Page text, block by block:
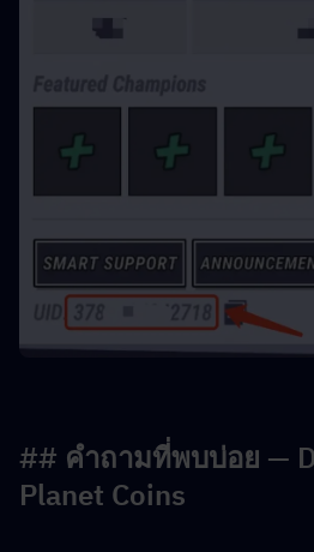
## คำถามที่พบบ่อย —
Planet Coins